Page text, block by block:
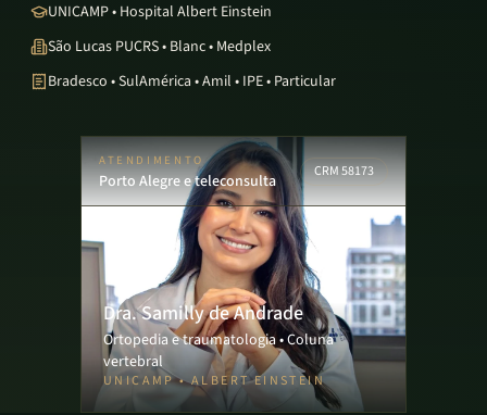
UNICAMP • Hospital Albert Einstein
São Lucas PUCRS • Blanc • Medplex
Bradesco • SulAmérica • Amil • IPE • Particular
ATENDIMENTO
Porto Alegre e teleconsulta CRM 58173
Dra. Samilly de Andrade
Ortopedia e traumatologia • Coluna
vertebral
UNICAMP • ALBERT EINSTEIN